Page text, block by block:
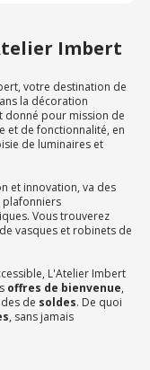
Imbert
votre destination de
la décoration
donné pour mission de
et de fonctionnalité, en
de luminaires et
et innovation, va des
plafonniers
Vous trouverez
vasques et robinets de
L'Atelier Imbert
offres de bienvenue,
de soldes. De quoi
, sans jamais